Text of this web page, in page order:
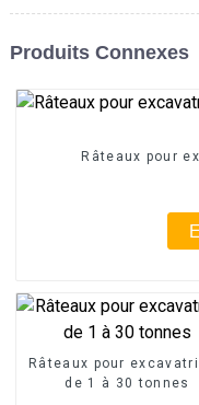
Produits Connexes
Râteaux pour
Râteaux pour
de 1 à 30 tonnes